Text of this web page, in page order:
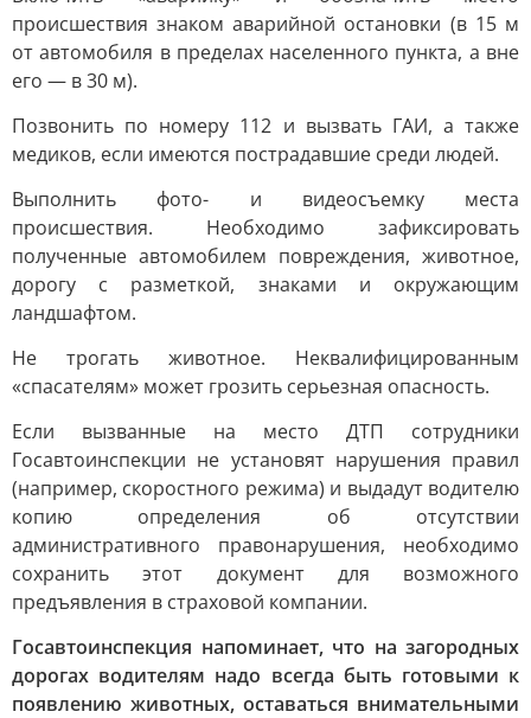
происшествия знаком аварийной остановки (в 15 м
от автомобиля в пределах населенного пункта, а вне
его — в 30 м).
Позвонить по номеру 112 и вызвать ГАИ, а также
медиков, если имеются пострадавшие среди людей.
Выполнить фото- и видеосъемку места
происшествия. Необходимо зафиксировать
полученные автомобилем повреждения, животное,
дорогу с разметкой, знаками и окружающим
ландшафтом.
Не трогать животное. Неквалифицированным
«спасателям» может грозить серьезная опасность.
Если вызванные на место ДТП сотрудники
Госавтоинспекции не установят нарушения правил
(например, скоростного режима) и выдадут водителю
копию определения об отсутствии
административного правонарушения, необходимо
сохранить этот документ для возможного
предъявления в страховой компании.
Госавтоинспекция напоминает, что на загородных
дорогах водителям надо всегда быть готовыми к
появлению животных, оставаться внимательными